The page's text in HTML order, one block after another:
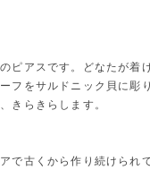
ピアスです。どなたが着
フをサルドニック貝に彫
きらきらします。
で古くから作り続けられ